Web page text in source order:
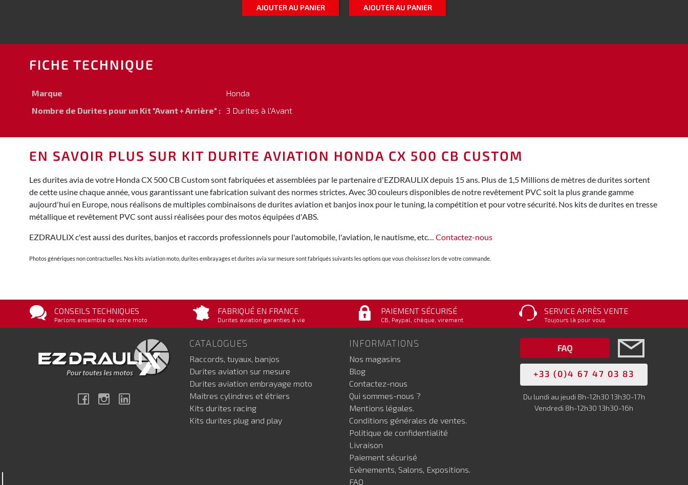
AJOUTER AU PANIER AJOUTER AU PANIER
FICHE TECHNIQUE
Marque
Honda
Nombre de Durites pour un Kit "Avant + Arrière" : 3 Durites à l'Avant
EN SAVOIR PLUS SUR KIT DURITE AVIATION HONDA CX 500 CB CUSTOM
Les durites avia de votre Honda CX 500 CB Custom sont fabriquées et assemblées par le partenaire d'EZDRAULIX depuis 15 ans. Plus de 1,5 Millions de mètres de durites sortent
de cette usine chaque année, vous garantissant une fabrication suivant des normes strictes. Avec 30 couleurs disponibles de notre revêtement PVC soit la plus grande gamme
aujourd'hui en Europe, nous réalisons de multiples combinaisons de durites aviation et banjos inox pour le tuning, la compétition et pour votre sécurité. Nos kits de durites en tresse
métallique et revêtement PVC sont aussi réalisées pour des motos équipées d'ABS.
EZDRAULIX c'est aussi des durites, banjos et raccords professionnels pour l'automobile, l'aviation, le nautisme, etc… Contactez-nous
Photos génériques non contractuelles. Nos kits aviation moto, durites embrayages et durites avia sur mesure sont fabriqués suivants les options que vous choisissez lors de votre commande.
CONSEILS TECHNIQUES
Parlons ensemble de votre moto
FABRIQUÉ EN FRANCE
Durites aviation garanties à vie
PAIEMENT SÉCURISÉ
CB, Paypal, chèque, virement
SERVICE APRÈS VENTE
Toujours là pour vous
FacebookInstagram
CATALOGUES
Raccords, tuyaux, banjos
Durites aviation sur mesure
Durites aviation embrayage moto
Maitres cylindres et étriers
Kits durites racing
Kits durites plug and play
INFORMATIONS
Nos magasins
Blog
Contactez-nous
Qui sommes-nous ?
Mentions légales.
Conditions générales de ventes.
Politique de confidentialité
Livraison
Paiement sécurisé
Evènements, Salons, Expositions.
FAQ
FAQ
+33 (0)4 67 47 03 83
Du lundi au jeudi 8h-12h30 13h30-17h
Vendredi 8h-12h30 13h30-16h